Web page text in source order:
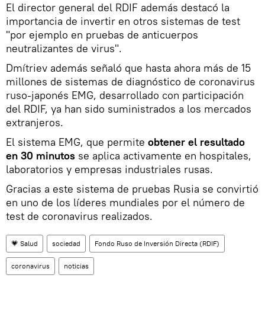
El director general del RDIF además destacó la
importancia de invertir en otros sistemas de test
"por ejemplo en pruebas de anticuerpos
neutralizantes de virus".
Dmítriev además señaló que hasta ahora más de 15
millones de sistemas de diagnóstico de coronavirus
ruso-japonés EMG, desarrollado con participación
del RDIF, ya han sido suministrados a los mercados
extranjeros.
El sistema EMG, que permite obtener el resultado
en 30 minutos se aplica activamente en hospitales,
laboratorios y empresas industriales rusas.
Gracias a este sistema de pruebas Rusia se convirtió
en uno de los líderes mundiales por el número de
test de coronavirus realizados.
💗 Salud sociedad Fondo Ruso de Inversión Directa (RDIF)
coronavirus noticias